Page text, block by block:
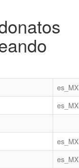
es_MX
es_MX
es_MX
es_MX